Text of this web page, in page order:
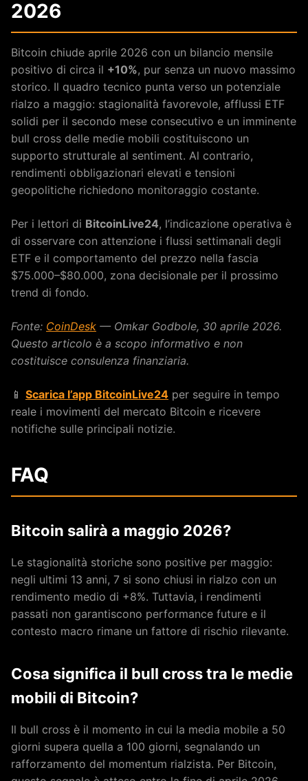
2026
Bitcoin chiude aprile 2026 con un bilancio mensile
positivo di circa il +10%, pur senza un nuovo massimo
storico. Il quadro tecnico punta verso un potenziale
rialzo a maggio: stagionalità favorevole, afflussi ETF
solidi per il secondo mese consecutivo e un imminente
bull cross delle medie mobili costituiscono un
supporto strutturale al sentiment. Al contrario,
rendimenti obbligazionari elevati e tensioni
geopolitiche richiedono monitoraggio costante.
Per i lettori di BitcoinLive24, l’indicazione operativa è
di osservare con attenzione i flussi settimanali degli
ETF e il comportamento del prezzo nella fascia
$75.000–$80.000, zona decisionale per il prossimo
trend di fondo.
Fonte: CoinDesk — Omkar Godbole, 30 aprile 2026.
Questo articolo è a scopo informativo e non
costituisce consulenza finanziaria.
📱 Scarica l’app BitcoinLive24 per seguire in tempo
reale i movimenti del mercato Bitcoin e ricevere
notifiche sulle principali notizie.
FAQ
Bitcoin salirà a maggio 2026?
Le stagionalità storiche sono positive per maggio:
negli ultimi 13 anni, 7 si sono chiusi in rialzo con un
rendimento medio di +8%. Tuttavia, i rendimenti
passati non garantiscono performance future e il
contesto macro rimane un fattore di rischio rilevante.
Cosa significa il bull cross tra le medie
mobili di Bitcoin?
Il bull cross è il momento in cui la media mobile a 50
giorni supera quella a 100 giorni, segnalando un
rafforzamento del momentum rialzista. Per Bitcoin,